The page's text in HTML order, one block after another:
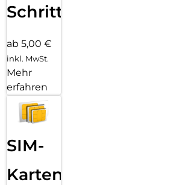
Schritten
ab 5,00 €
inkl. MwSt.
Mehr
erfahren
SIM-
Karten